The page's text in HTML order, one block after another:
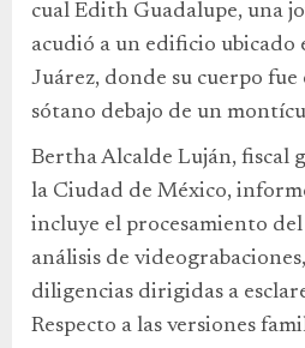
cual Edith Guadalupe, una
acudió a un edificio ubicado
Juárez, donde su cuerpo
sótano debajo de un
Bertha Alcalde Luján, fiscal
la Ciudad de México,
incluye el procesamiento
análisis de
diligencias dirigidas a
Respecto a las versiones